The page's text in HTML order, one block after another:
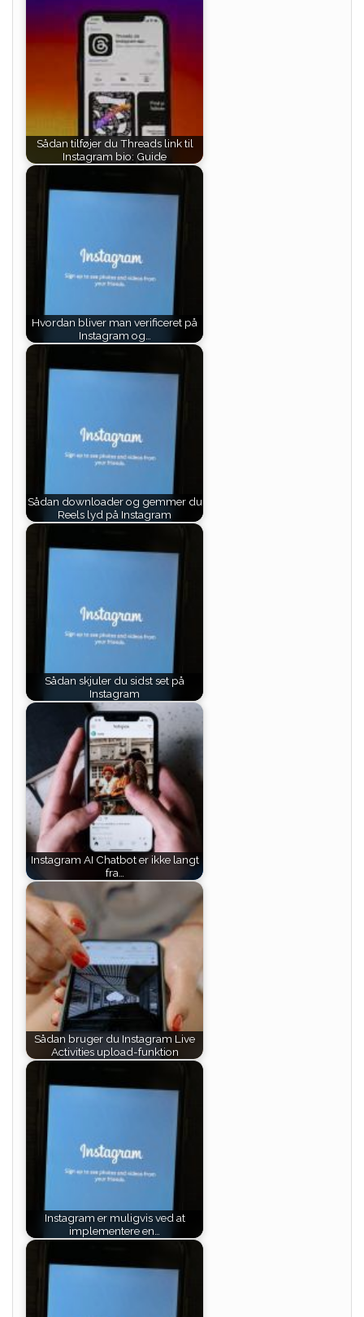
Sådan tilføjer du Threads link til
Instagram bio: Guide
Hvordan bliver man verificeret på
Instagram og…
Sådan downloader og gemmer du
Reels lyd på Instagram
Sådan skjuler du sidst set på
Instagram
Instagram AI Chatbot er ikke langt
fra…
Sådan bruger du Instagram Live
Activities upload-funktion
Instagram er muligvis ved at
implementere en…